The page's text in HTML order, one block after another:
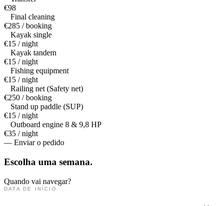
€98
Final cleaning
€285 / booking
Kayak single
€15 / night
Kayak tandem
€15 / night
Fishing equipment
€15 / night
Railing net (Safety net)
€250 / booking
Stand up paddle (SUP)
€15 / night
Outboard engine 8 & 9,8 HP
€35 / night
— Enviar o pedido
Escolha uma semana.
Quando vai navegar?
DATA DE INÍCIO